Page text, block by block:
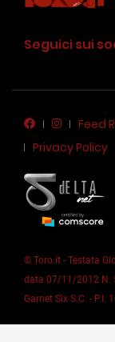
Seguici sui
Feed
Privacy Policy
© Toro.it - Testata
data 07/11/2012 N.
Garnet Six S.C. - P.I.